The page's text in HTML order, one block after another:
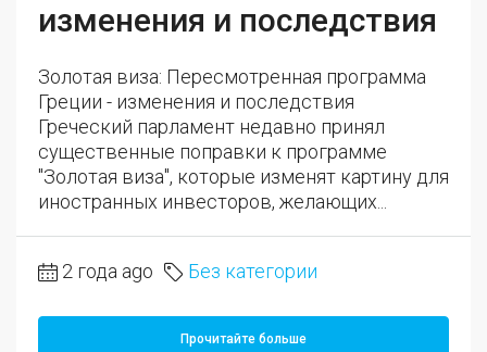
изменения и последствия
Золотая виза: Пересмотренная программа
Греции - изменения и последствия
Греческий парламент недавно принял
существенные поправки к программе
"Золотая виза", которые изменят картину для
иностранных инвесторов, желающих...
2 года ago Без категории
Прочитайте больше